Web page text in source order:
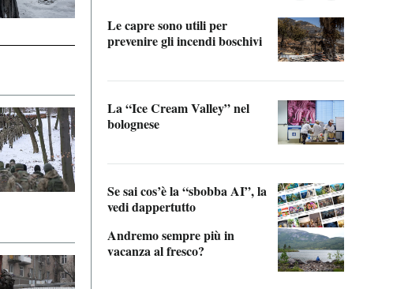
Le capre sono utili per
prevenire gli incendi boschivi
La “Ice Cream Valley” nel
bolognese
Se sai cos’è la “sbobba AI”, la
vedi dappertutto
Andremo sempre più in
vacanza al fresco?